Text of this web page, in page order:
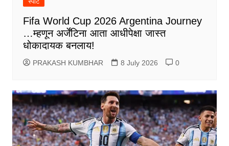
Fifa World Cup 2026 Argentina Journey
…म्हणून अर्जेंटिना आता आधीपेक्षा जास्त
धोकादायक बनलाय!
PRAKASH KUMBHAR 8 July 2026 0